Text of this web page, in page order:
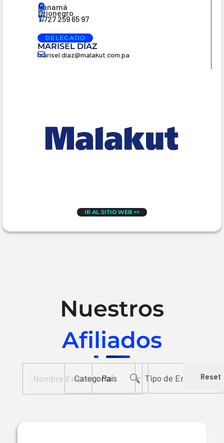
Panamá
Orionegro
7 727 259 65 97
DELEGADO
MARISEL DÍAZ
marisel.diaz@malakut.com.pa
IR AL SITIO WEB >>
Nuestros
Afiliados
Reset